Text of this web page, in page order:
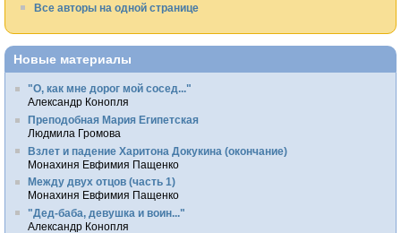
Все авторы на одной странице
Новые материалы
"О, как мне дорог мой сосед..."
Александр Конопля
Преподобная Мария Египетская
Людмила Громова
Взлет и падение Харитона Докукина (окончание)
Монахиня Евфимия Пащенко
Между двух отцов (часть 1)
Монахиня Евфимия Пащенко
"Дед-баба, девушка и воин..."
Александр Конопля